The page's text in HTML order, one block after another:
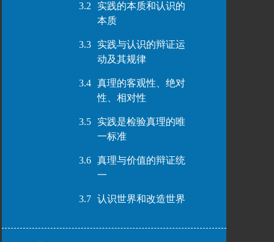
3.2
实践的本质和认识的
本质
3.3
实践与认识的辩证运
动及其规律
3.4
真理的客观性、绝对
性、相对性
3.5
实践是检验真理的唯
一标准
3.6
真理与价值的辩证统
一
3.7 认识世界和改造世界